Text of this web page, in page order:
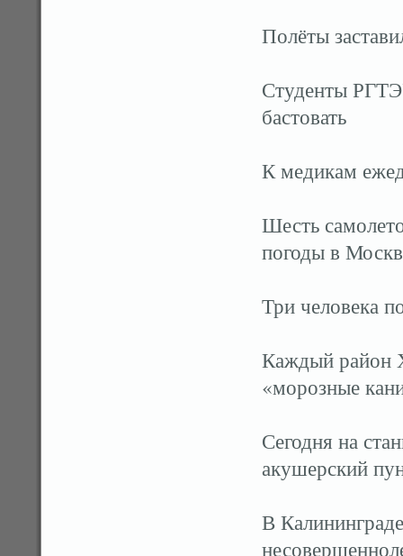
Полёты
Студенты
бастовать
К медикам
Шесть
погоды в
Три человека
Каждый район
«морозные
Сегодня на
акушерский
В